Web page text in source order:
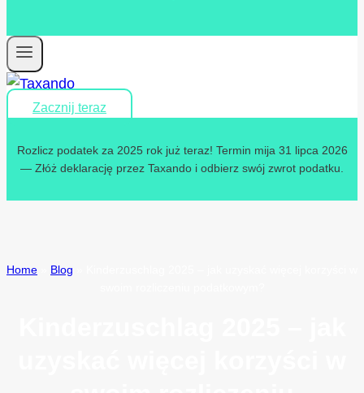
Zacznij teraz
Rozlicz podatek za 2025 rok już teraz! Termin mija 31 lipca 2026
— Złóż deklarację przez Taxando i odbierz swój zwrot podatku.
Home Blog